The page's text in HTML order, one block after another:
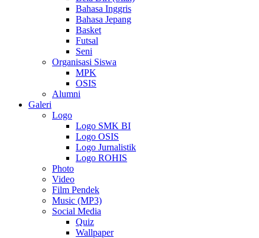
Bahasa Inggris
Bahasa Jepang
Basket
Futsal
Seni
Organisasi Siswa
MPK
OSIS
Alumni
Galeri
Logo
Logo SMK BI
Logo OSIS
Logo Jurnalistik
Logo ROHIS
Photo
Video
Film Pendek
Music (MP3)
Social Media
Quiz
Wallpaper